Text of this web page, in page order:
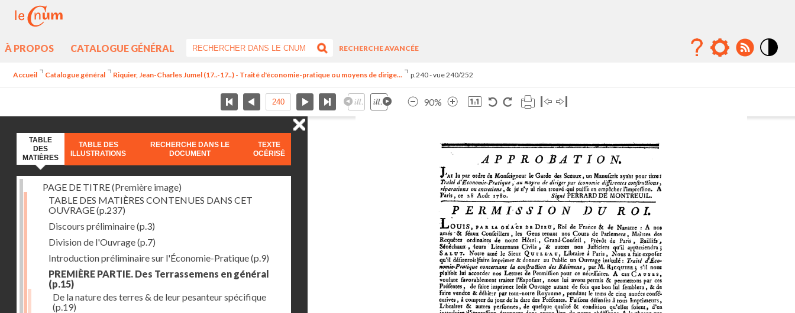
À PROPOS CATALOGUE GÉNÉRAL
RECHERCHE AVANCÉE
Accueil Catalogue général Riquier, Jean-Charles Jumel (17..-17..) - Traité d'économie-pratique ou moyens de dirige... p.240 - vue 240/252
90%
TABLE
DES
MATIÈRES
TABLE DES
ILLUSTRATIONS
RECHERCHE DANS LE
DOCUMENT
TEXTE
OCÉRISÉ
PAGE DE TITRE (Première image)
TABLE DES MATIÈRES CONTENUES DANS CET
OUVRAGE(p.237)
Discours préliminaire(p.3)
Division de l'Ouvrage(p.7)
Introduction préliminaire sur l'Économie-Pratique(p.9)
PREMIÈRE PARTIE. Des Terrassemens en général
(p.15)
De la nature des terres & de leur pesanteur spécifique
(p.19)